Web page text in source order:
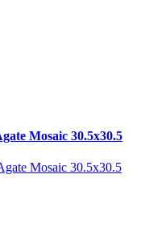
Mosaic 30.5х30.5